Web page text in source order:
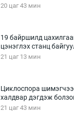
20 цаг 43 мин
19 байршилд
цэнэглэх станц
21 цаг 13 мин
Циклоспора
халдвар дэгдэж
21 цаг 43 мин